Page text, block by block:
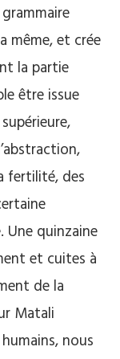
même, et crée
la partie
être issue
fertilité, des
Une quinzaine
et cuites à
de la
Matali
nous